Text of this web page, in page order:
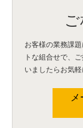
お客様の業務課
トな組合せで、
いましたらお気軽